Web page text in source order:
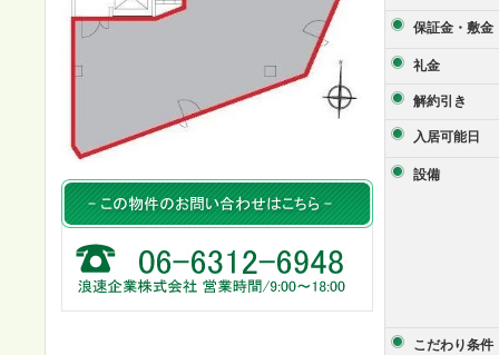
保証金・敷金
礼金
解約引き
入居可能日
設備
こだわり条件